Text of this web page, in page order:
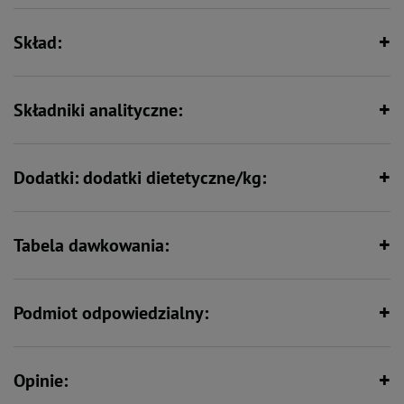
Skład:
Składniki analityczne:
Dodatki: dodatki dietetyczne/kg:
Tabela dawkowania:
Podmiot odpowiedzialny:
Opinie: